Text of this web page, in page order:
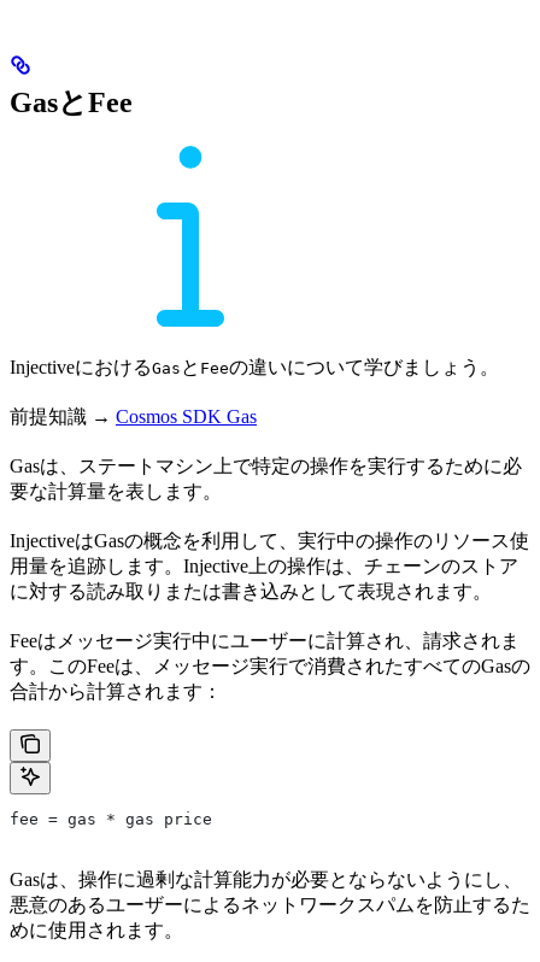
GasとFee
InjectiveにおけるGas と Feeの違いについて学びましょう。
前提知識 → Cosmos SDK Gas
Gasは、ステートマシン上で特定の操作を実行するために必
要な計算量を表します。
InjectiveはGasの概念を利用して、実行中の操作のリソース使
用量を追跡します。Injective上の操作は、チェーンのストア
に対する読み取りまたは書き込みとして表現されます。
Feeはメッセージ実行中にユーザーに計算され、請求されま
す。このFeeは、メッセージ実行で消費されたすべてのGasの
合計から計算されます：
fee = gas * gas price
Gasは、操作に過剰な計算能力が必要とならないようにし、
悪意のあるユーザーによるネットワークスパムを防止するた
めに使用されます。